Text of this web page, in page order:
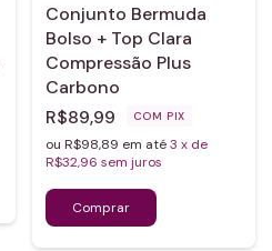
Conjunto Bermuda
Bolso + Top Clara
Compressão Plus
Carbono
R$89,99
COM PIX
ou R$98,89 em até3 x de
R$32,96 sem juros